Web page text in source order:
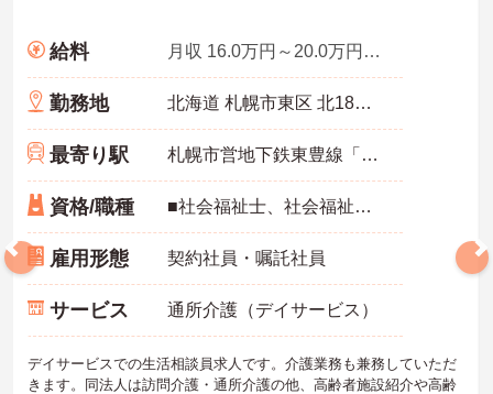
給料 月収 16.0万円～20.0万円程度
勤務地 北海道 札幌市東区 北18条東7丁目1-38 パイオニアマンション1F
最寄り駅 札幌市営地下鉄東豊線「東区役所前駅」徒歩11分
資格/職種 ■社会福祉士、社会福祉主事、介護福祉士、介護支援専門員 ※各種書類の作成・管理やサービス担当者会議の対応、実績・請求管理を行える方 ※生活相談員業務の経験のある方、介護業務についても経験のある方 ■普通自動車運転免許
雇用形態 契約社員・嘱託社員
サービス 通所介護（デイサービス）
デイサービスでの生活相談員求人です。介護業務も兼務していただ
きます。同法人は訪問介護・通所介護の他、高齢者施設紹介や高齢